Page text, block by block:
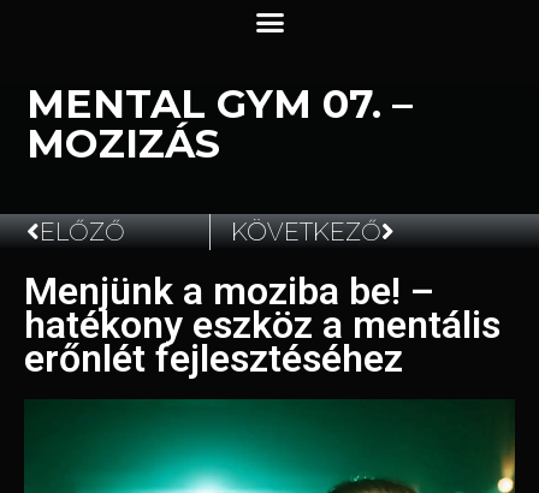
MENTAL GYM 07. –
MOZIZÁS
2024.06.13.
ELŐZŐ KÖVETKEZŐ
Menjünk a moziba be! –
hatékony eszköz a mentális
erőnlét fejlesztéséhez